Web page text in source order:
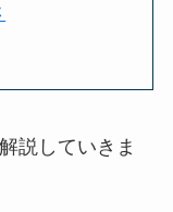
説していきま